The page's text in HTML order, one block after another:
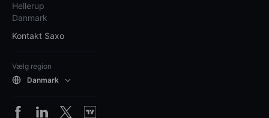
Hellerup
Danmark
Kontakt Saxo
Vælg region
Danmark